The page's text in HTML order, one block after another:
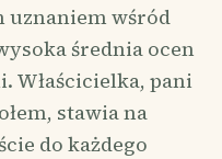
uznaniem wśród
średnia ocen
Właścicielka, pani
stawia na
do każdego